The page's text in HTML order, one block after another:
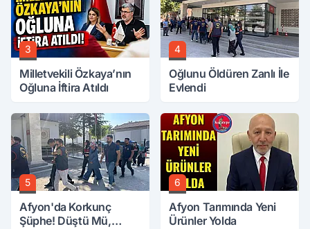
3
Milletvekili Özkaya’nın
Oğluna İftira Atıldı
4
Oğlunu Öldüren Zanlı İle
Evlendi
5
Afyon'da Korkunç
Şüphe! Düştü Mü,
6
Afyon Tarımında Yeni
Ürünler Yolda